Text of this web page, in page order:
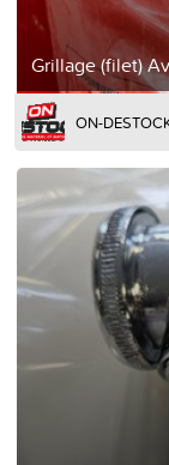
Grillage (filet)
ON-